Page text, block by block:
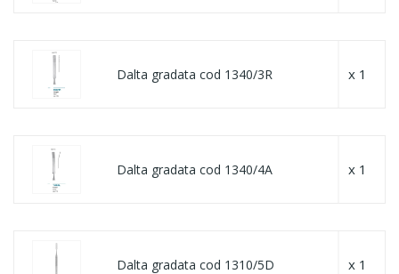
Dalta gradata cod 1340/3R x 1
Dalta gradata cod 1340/4A x 1
Dalta gradata cod 1310/5D x 1